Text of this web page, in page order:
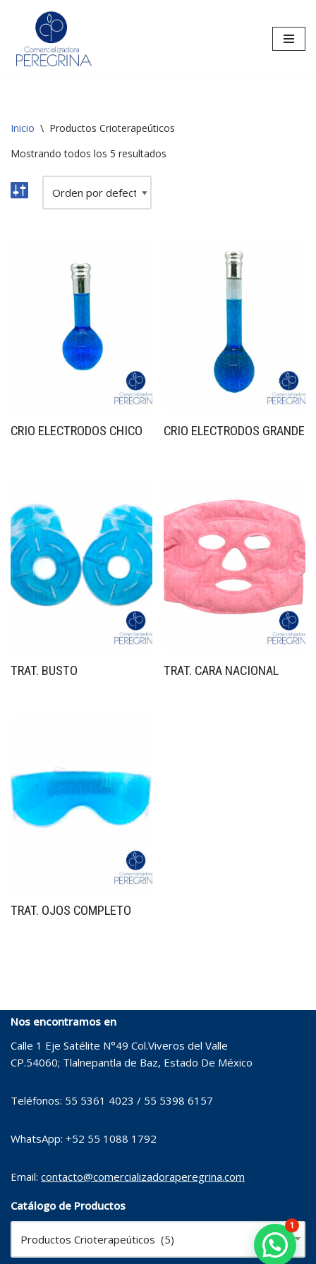
Saltar
al
Inicio \ Productos Crioterapeúticos
Mostrando todos los 5 resultados
CRIO ELECTRODOS CHICO CRIO ELECTRODOS GRANDE
TRAT. BUSTO TRAT. CARA NACIONAL
TRAT. OJOS COMPLETO
Nos encontramos en
Calle 1 Eje Satélite N°49 Col.Viveros del Valle
CP.54060; Tlalnepantla de Baz, Estado De México
Teléfonos: 55 5361 4023 / 55 5398 6157
WhatsApp: +52 55 1088 1792
Email: contacto@comercializadoraperegrina.com
Catálogo de Productos
×
Productos Crioterapeúticos (5)
1